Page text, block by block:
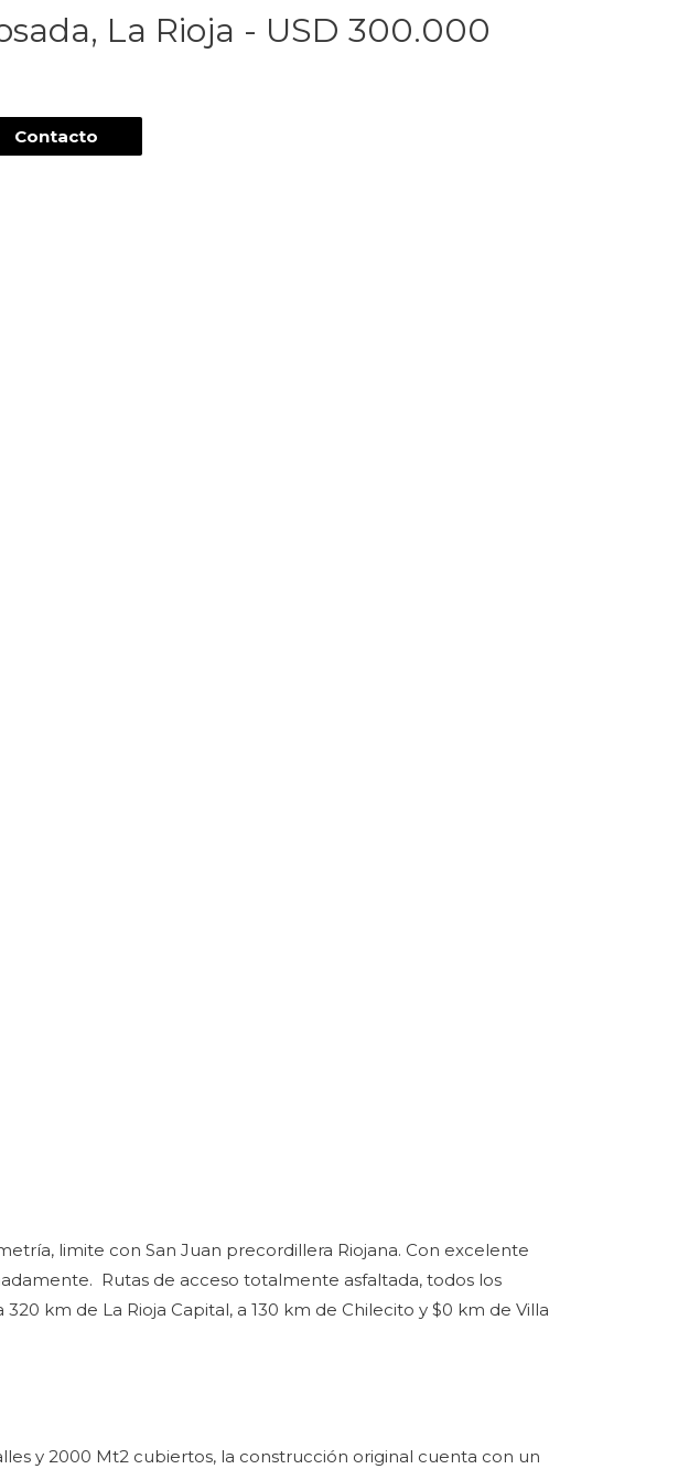
La Rioja - USD 300.000
Contacto
limite con San Juan precordillera Riojana. Con excelente
Rutas de acceso totalmente asfaltada, todos los
km de La Rioja Capital, a 130 km de Chilecito y $0 km de Villa
y 2000 Mt2 cubiertos, la construcción original cuenta con un